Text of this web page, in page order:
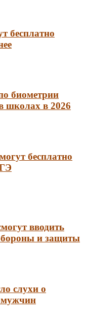
бесплатно
биометрии
школах в 2026
бесплатно
вводить
и защиты
слухи о
мужчин